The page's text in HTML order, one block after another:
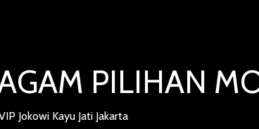
PILIHAN
Jokowi Kayu Jati Jakarta